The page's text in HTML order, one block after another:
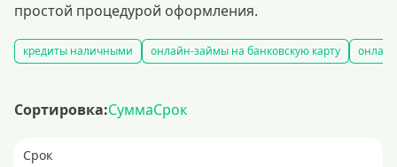
простой процедурой оформления.
кредиты наличными онлайн-займы на банковскую карту
Сортировка:СуммаСрок
Срок